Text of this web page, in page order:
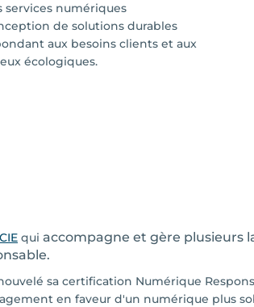
services numériques
de solutions durables
aux besoins clients et aux
écologiques.
qui accompagne et gère plusieurs
sa certification Numérique
en faveur d'un numérique plus